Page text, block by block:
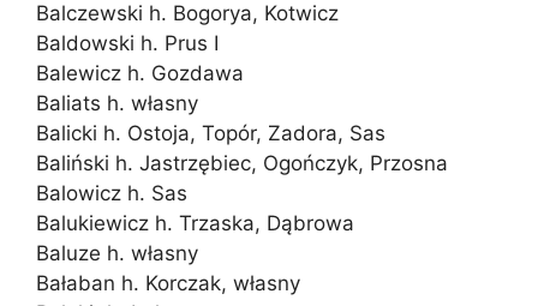
Balczewski h. Bogorya, Kotwicz
Baldowski h. Prus I
Balewicz h. Gozdawa
Baliats h. własny
Balicki h. Ostoja, Topór, Zadora, Sas
Baliński h. Jastrzębiec, Ogończyk, Przosna
Balowicz h. Sas
Balukiewicz h. Trzaska, Dąbrowa
Baluze h. własny
Bałaban h. Korczak, własny